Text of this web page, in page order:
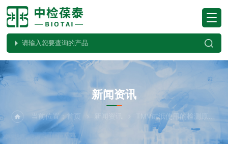
NEWS
新闻资讯
当前位置：首页 新闻资讯 TMV试纸使用的检测原理和结果